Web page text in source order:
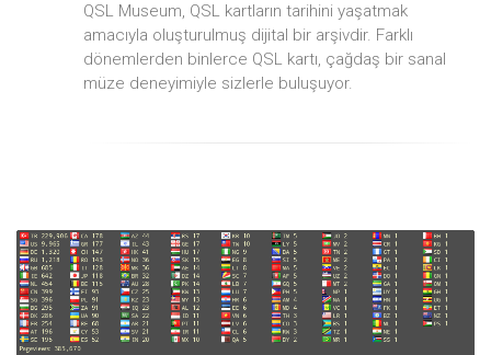
QSL Museum, QSL kartların tarihini yaşatmak
amacıyla oluşturulmuş dijital bir arşivdir. Farklı
dönemlerden binlerce QSL kartı, çağdaş bir sanal
müze deneyimiyle sizlerle buluşuyor.